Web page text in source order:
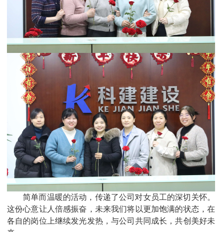
简单而温暖的活动，传递了公司对女员工的深切关怀。
这份心意让人倍感振奋，未来我们将以更加饱满的状态，在
各自的岗位上继续发光发热，与公司共同成长，共创美好未